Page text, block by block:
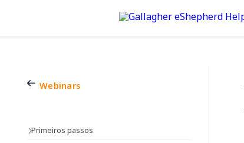
Webinars
Primeiros passos